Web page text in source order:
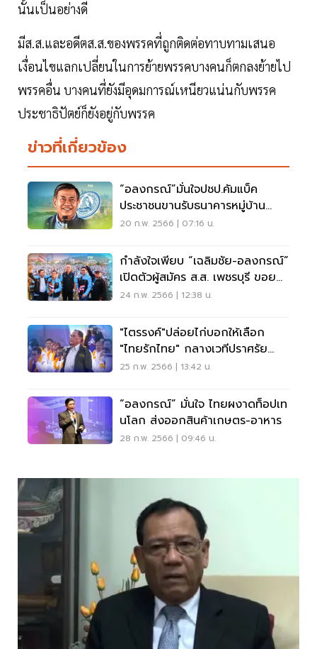
นั้นเป็นอย่างดี
มีส.ส.และอดีตส.ส.ของพรรคที่ถูกติดต่อทาบทามเสนอ
เงื่อนไขแลกเปลี่ยนในการย้ายพรรคบางคนก็ตกลงย้ายไป
พรรคอื่น บางคนที่ยังมีอุดมการณ์เหนียวแน่นกับพรรค
ประชาธิปัตย์ก็ยังอยู่กับพรรค
ข่าวที่เกี่ยวข้อง
“อลงกรณ์”มั่นใจปชป.คัมแบ็ค
ประชาชนขานรับธนาคารหมู่บ้าน
ชุมชน 2 ล้าน
20 ก.พ. 2566 | 07:16 น.
กำลังใจเพียบ “เฉลิมชัย-อลงกรณ์”
เปิดตัวผู้สมัคร ส.ส. เพชรบุรี ขอยก
ทีม
24 ก.พ. 2566 | 12:38 น.
"ไตรรงค์"ปล่อยไก่บอกให้เลือก
"ไทยรักไทย" กลางเวทีปราศรัย
ใหญ่ รทสช.
25 ก.พ. 2566 | 13:42 น.
“อลงกรณ์” มั่นใจ ไทยผงาดท็อปเท
นโลก ส่งออกสินค้าเกษตร-อาหาร
28 ก.พ. 2566 | 09:46 น.